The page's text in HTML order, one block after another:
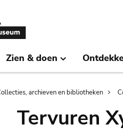
Zien & doen
archieven en bibliotheken
Tervuren